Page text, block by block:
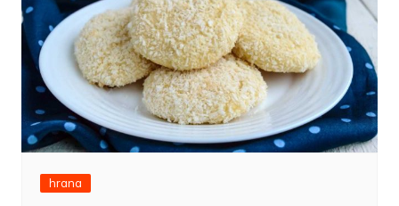
hrana